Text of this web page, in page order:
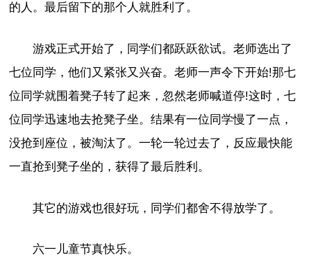
的人。最后留下的那个人就胜利了。
游戏正式开始了，同学们都跃跃欲试。老师选出了
七位同学，他们又紧张又兴奋。老师一声令下开始!那七
位同学就围着凳子转了起来，忽然老师喊道停!这时，七
位同学迅速地去抢凳子坐。结果有一位同学慢了一点，
没抢到座位，被淘汰了。一轮一轮过去了，反应最快能
一直抢到凳子坐的，获得了最后胜利。
其它的游戏也很好玩，同学们都舍不得放学了。
六一儿童节真快乐。